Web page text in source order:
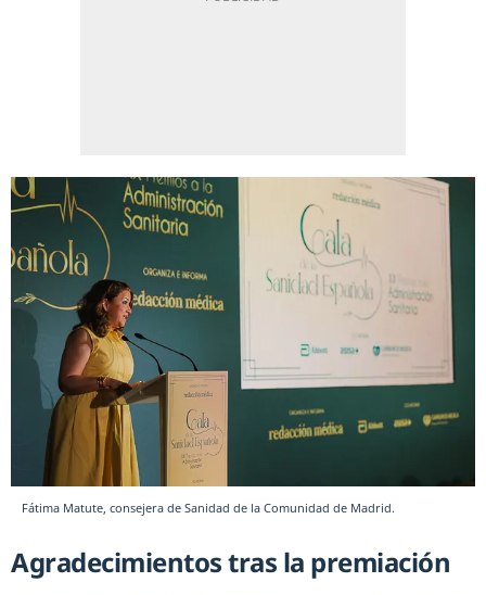
Fátima Matute, consejera de Sanidad de la Comunidad de Madrid.
Agradecimientos tras la premiación